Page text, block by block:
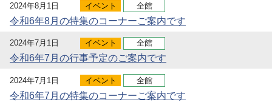
2024年8月1日 イベント 全館
令和6年8月の特集のコーナーご案内です
2024年7月1日 イベント 全館
令和6年7月の行事予定のご案内です
2024年7月1日 イベント 全館
令和6年7月の特集のコーナーご案内です